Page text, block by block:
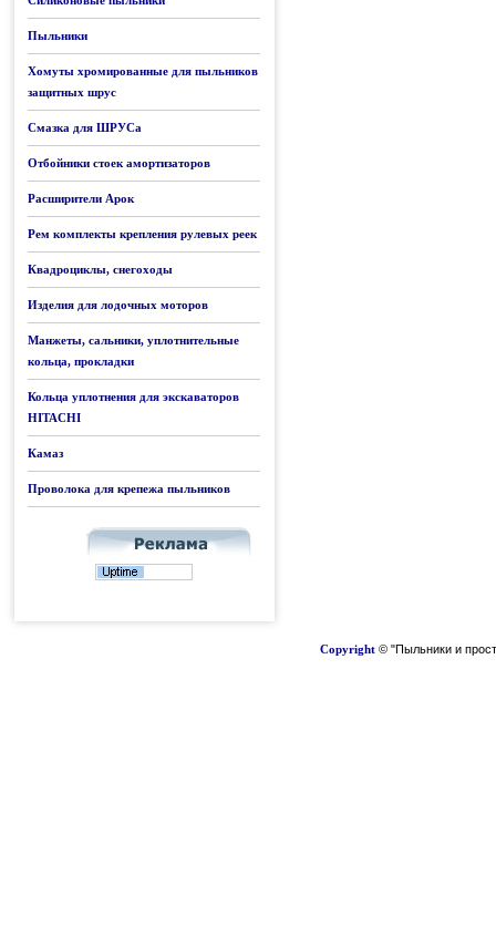
Пыльники
Хомуты хромированные для пыльников
защитных шрус
Смазка для ШРУСа
Отбойники стоек амортизаторов
Расширители Арок
Рем комплекты крепления рулевых реек
Квадроциклы, снегоходы
Изделия для лодочных моторов
Манжеты, сальники, уплотнительные
кольца, прокладки
Кольца уплотнения для экскаваторов
HITACHI
Камаз
Проволока для крепежа пыльников
Copyright © "Пыльники и